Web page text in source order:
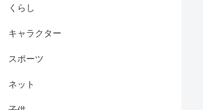
くらし
キャラクター
スポーツ
ネット